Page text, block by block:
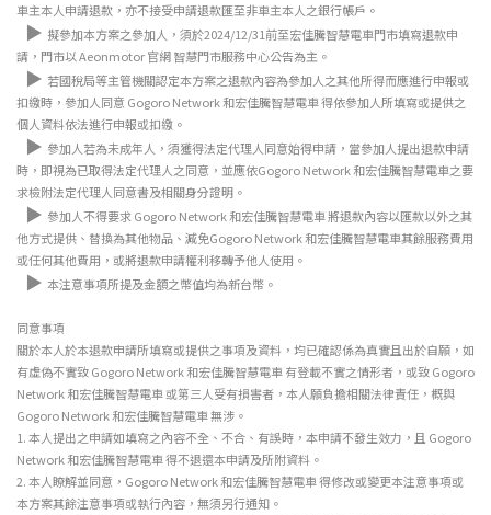
車主本人申請退款，亦不接受申請退款匯至非車主本人之銀行帳戶。
▶ 擬參加本方案之參加人，須於2024/12/31前至宏佳騰智慧電車門市填寫退款申
請，門市以 Aeonmotor 官網 智慧門市服務中心公告為主。
▶ 若國稅局等主管機關認定本方案之退款內容為參加人之其他所得而應進行申報或
扣繳時，參加人同意 Gogoro Network 和宏佳騰智慧電車 得依參加人所填寫或提供之
個人資料依法進行申報或扣繳。
▶ 參加人若為未成年人，須獲得法定代理人同意始得申請，當參加人提出退款申請
時，即視為已取得法定代理人之同意，並應依Gogoro Network 和宏佳騰智慧電車之要
求檢附法定代理人同意書及相關身分證明。
▶ 參加人不得要求 Gogoro Network 和宏佳騰智慧電車 將退款內容以匯款以外之其
他方式提供、替換為其他物品、減免Gogoro Network 和宏佳騰智慧電車其餘服務費用
或任何其他費用，或將退款申請權利移轉予他人使用。
▶ 本注意事項所提及金額之幣值均為新台幣。
同意事項
關於本人於本退款申請所填寫或提供之事項及資料，均已確認係為真實且出於⾃願，如
有虛偽不實致 Gogoro Network 和宏佳騰智慧電車 有登載不實之情形者，或致 Gogoro
Network 和宏佳騰智慧電車 或第三人受有損害者，本⼈願負擔相關法律責任，概與
Gogoro Network 和宏佳騰智慧電車 無涉。
1.本人提出之申請如填寫之內容不全、不合、有誤時，本申請不發生效力，且 Gogoro
Network 和宏佳騰智慧電車 得不退還本申請及所附資料。
2.本人瞭解並同意，Gogoro Network 和宏佳騰智慧電車 得修改或變更本注意事項或
本方案其餘注意事項或執行內容，無須另行通知。